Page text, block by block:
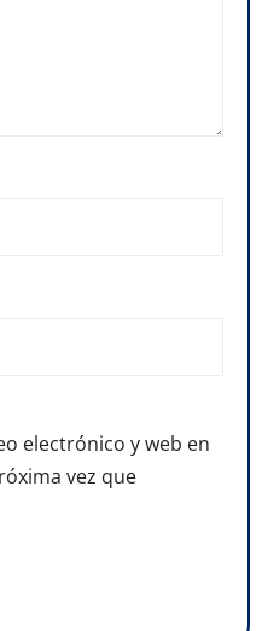
electrónico y web en
vez que